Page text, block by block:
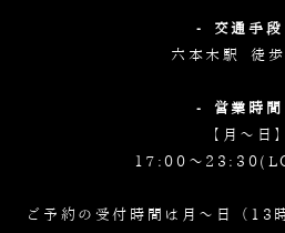
- 交通手
六本木駅 徒
- 営業時
【月～日】
17:00～
ご予約の受付時間は月～日（13